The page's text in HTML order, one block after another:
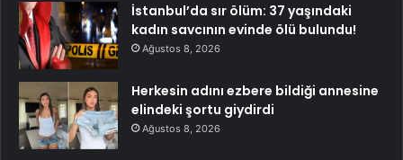
İstanbul’da sır ölüm: 37 yaşındaki
kadın savcının evinde ölü bulundu!
Ağustos 8, 2026
Herkesin adını ezbere bildiği annesine
elindeki şortu giydirdi
Ağustos 8, 2026